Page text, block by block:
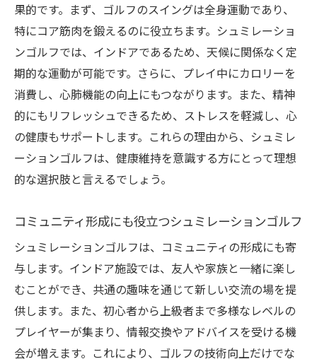
果的です。まず、ゴルフのスイングは全身運動であり、
特にコア筋肉を鍛えるのに役立ちます。シュミレーショ
ンゴルフでは、インドアであるため、天候に関係なく定
期的な運動が可能です。さらに、プレイ中にカロリーを
消費し、心肺機能の向上にもつながります。また、精神
的にもリフレッシュできるため、ストレスを軽減し、心
の健康もサポートします。これらの理由から、シュミレ
ーションゴルフは、健康維持を意識する方にとって理想
的な選択肢と言えるでしょう。
コミュニティ形成にも役立つシュミレーションゴルフ
シュミレーションゴルフは、コミュニティの形成にも寄
与します。インドア施設では、友人や家族と一緒に楽し
むことができ、共通の趣味を通じて新しい交流の場を提
供します。また、初心者から上級者まで多様なレベルの
プレイヤーが集まり、情報交換やアドバイスを受ける機
会が増えます。これにより、ゴルフの技術向上だけでな